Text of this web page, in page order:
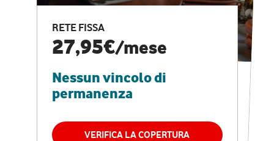
RETE FISSA
27,95€/mese
Nessun vincolo di
permanenza
VERIFICA LA COPERTURA
CASA PRO
Internet veloce e
vantaggi speciali
RETE FISSA + VODAFONE CLUB
29,95€
permanenza